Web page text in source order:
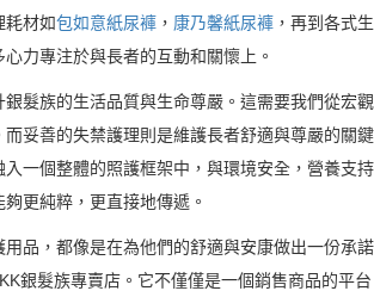
耗材如包如意紙尿褲 ， 康乃馨紙尿褲 ，再到各式
力專注於與長者的互動和關懷上。
髮族的生活品質與生命尊嚴。這需要我們從宏
妥善的失禁護理則是維護長者舒適與尊嚴的關
一個整體的照護框架中，與環境安全，營養支
更純粹，更直接地傳遞。
品，都像是在為他們的舒適與安康做出一份承
銀髮族專賣店。它不僅僅是一個銷售商品的平